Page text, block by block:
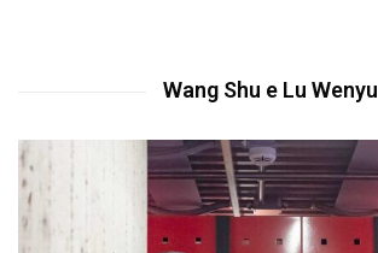
Wang Shu e Lu Wenyu